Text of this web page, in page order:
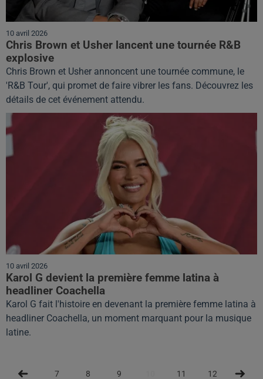
10 avril 2026
Chris Brown et Usher lancent une tournée R&B
explosive
Chris Brown et Usher annoncent une tournée commune, le
'R&B Tour', qui promet de faire vibrer les fans. Découvrez les
détails de cet événement attendu.
10 avril 2026
Karol G devient la première femme latina à
headliner Coachella
Karol G fait l'histoire en devenant la première femme latina à
headliner Coachella, un moment marquant pour la musique
latine.
7 8 9 11 12 13